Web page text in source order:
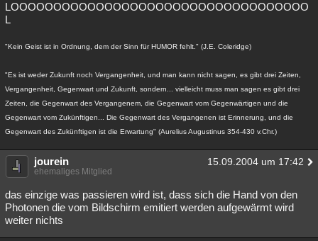
LOOOOOOOOOOOOOOOOOOOOOOOOOOOOOOOOOOO
L
"Kein Geist ist in Ordnung, dem der Sinn für HUMOR fehlt." (J.E. Coleridge)
"Es ist weder Zukunft noch Vergangenheit, und man kann nicht sagen, es gibt drei Zeiten,
Vergangenheit, Gegenwart und Zukunft, sondern... vielleicht muss man sagen es gibt drei
Zeiten, die Gegenwart des Vergangenem, die Gegenwart vom Gegenwärtigen und die
Gegenwart vom Zukünftigen... Die Gegenwart des Vergangenen ist Erinnerung, und die
Gegenwart des Zukünftigen ist die Erwartung" (Aurelius Augustinus 354-430 v.Chr.)
jourein 15.09.2004 um 17:42
ehemaliges Mitglied
das einzige was passieren wird ist, dass sich die Hand von den
Photonen die vom Bildschirm emitiert werden aufgewärmt wird
weiter nichts